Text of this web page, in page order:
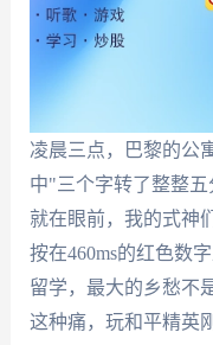
凌晨三点，巴黎的公
中"三个字转了整整
就在眼前，我的式神
按在460ms的红色数
留学，最大的乡愁不
这种痛，玩和平精英